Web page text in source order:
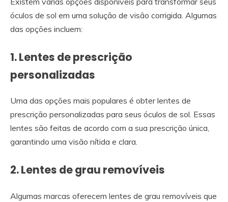
óculos de sol em uma solução de visão corrigida. Algumas
das opções incluem:
1. Lentes de prescrição
personalizadas
Uma das opções mais populares é obter lentes de
prescrição personalizadas para seus óculos de sol. Essas
lentes são feitas de acordo com a sua prescrição única,
garantindo uma visão nítida e clara.
2. Lentes de grau removíveis
Algumas marcas oferecem lentes de grau removíveis que